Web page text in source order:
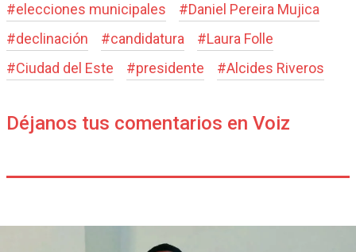
#elecciones municipales #Daniel Pereira Mujica
#declinación #candidatura #Laura Folle
#Ciudad del Este #presidente #Alcides Riveros
Déjanos tus comentarios en Voiz